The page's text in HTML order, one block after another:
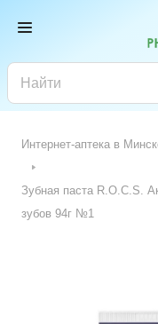
Интернет-аптека в
Зубная паста R.O.C.S.
зубов 94г №1